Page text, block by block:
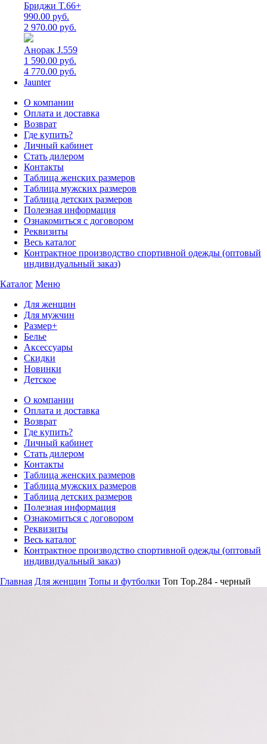
Бриджи T.66+
990.00 руб.
2 970.00 руб.
Анорак J.559
1 590.00 руб.
4 770.00 руб.
Jaunter
О компании
Оплата и доставка
Возврат
Где купить?
Личный кабинет
Стать дилером
Контакты
Таблица женских размеров
Таблица мужских размеров
Таблица детских размеров
Полезная информация
Ознакомиться с договором
Реквизиты
Весь каталог
Контрактное производство спортивной одежды (оптовый
индивидуальный заказ)
Каталог Меню
Для женщин
Для мужчин
Размер+
Белье
Аксессуары
Скидки
Новинки
Детское
О компании
Оплата и доставка
Возврат
Где купить?
Личный кабинет
Стать дилером
Контакты
Таблица женских размеров
Таблица мужских размеров
Таблица детских размеров
Полезная информация
Ознакомиться с договором
Реквизиты
Весь каталог
Контрактное производство спортивной одежды (оптовый
индивидуальный заказ)
Главная Для женщин Топы и футболки Топ Top.284 - черный